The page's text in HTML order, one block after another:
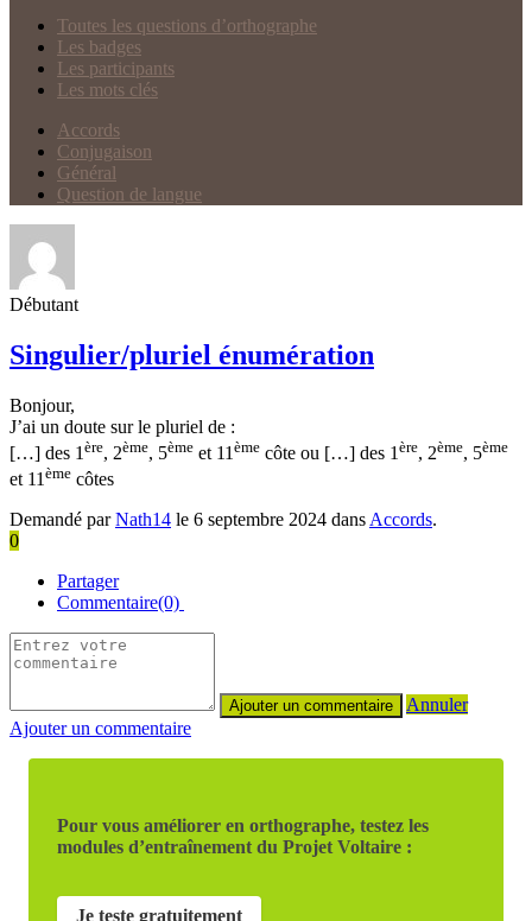
Toutes les questions d’orthographe
Les badges
Les participants
Les mots clés
Accords
Conjugaison
Général
Question de langue
Débutant
Singulier/pluriel énumération
Bonjour,
J’ai un doute sur le pluriel de :
[…] des 1 ère, 2ème, 5ème et 11 ème côte ou […] des 1 ère, 2ème, 5ème
et 11ème côtes
Demandé parNath14 le 6 septembre 2024 dansAccords.
0
Partager
Commentaire(0)
Annuler
Ajouter un commentaire
Pour vous améliorer en orthographe, testez les
modules d’entraînement du Projet Voltaire :
Je teste gratuitement